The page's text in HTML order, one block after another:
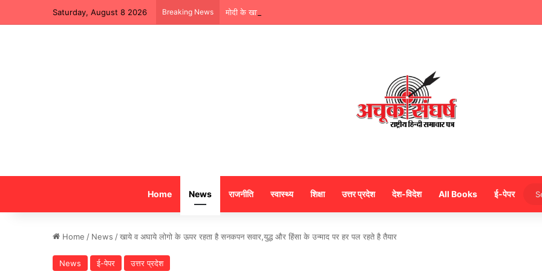
Saturday, August 8 2026 Breaking News मोदी के खास सांसद नवीन जैन ने किया हजारों करोड़ का सड़क निर्माण में घोटाला,पीएम सीएम का मुंह किया काला
Home News राजनीति स्वास्थ्य शिक्षा उत्तर प्रदेश देश-विदेश All Books ई-पेपर
Home / News /खाये व अघाये लोगो के ऊपर रहता है सनकपन सवार,युद्ध और हिंसा के उन्माद पर हर पल रहते है तैयार
News ई-पेपर उत्तर प्रदेश